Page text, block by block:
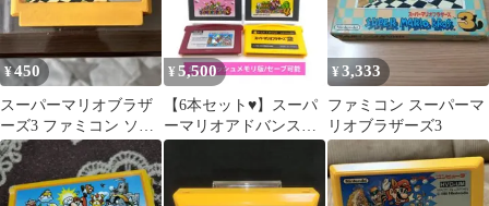
¥450
スーパーマリオブラザ
ーズ3 ファミコン ソフ
ト
¥ 5,500
【6本セット♥】スーパ
ーマリオアドバンス
1,2,3,4/スーパーマリオ
¥3,333
ファミコン スーパーマ
リオブラザーズ3